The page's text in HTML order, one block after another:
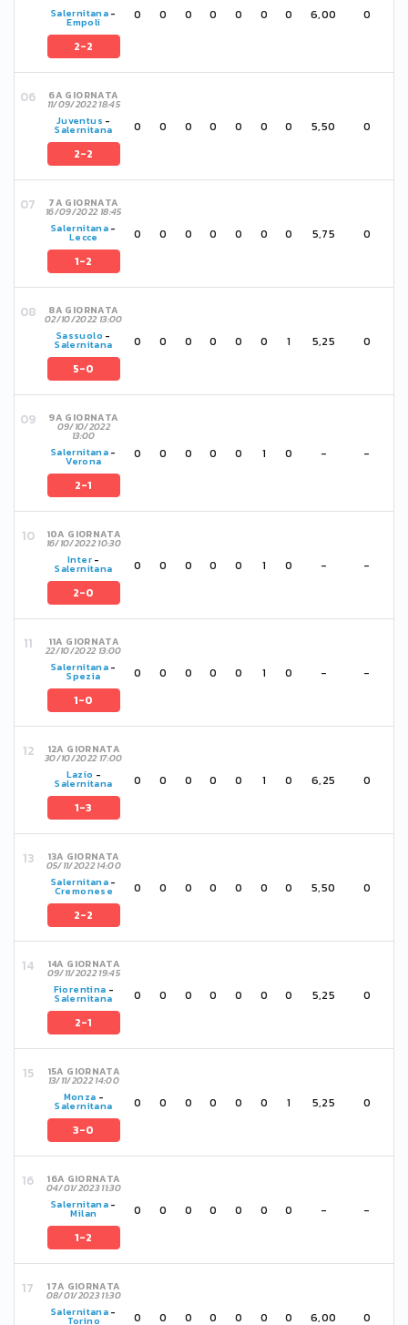
Salernitana-
Empoli
2-2
0 0 0 0 0 0 0 6,00 0
6A GIORNATA
11/09/2022 18:45
Juventus -
Salernitana
2-2
0 0 0 0 0 0 0 5,50 0
7A GIORNATA
16/09/2022 18:45
Salernitana-
Lecce
1-2
0 0 0 0 0 0 0 5,75 0
8A GIORNATA
02/10/2022 13:00
Sassuolo -
Salernitana
5-0
0 0 0 0 0 0 1 5,25 0
9A GIORNATA
09/10/2022
13:00
Salernitana-
Verona
2-1
0 0 0 0 0 1 0 - -
10A GIORNATA
16/10/2022 10:30
Inter-
Salernitana
2-0
0 0 0 0 0 1 0 - -
11A GIORNATA
22/10/2022 13:00
Salernitana-
Spezia
1-0
0 0 0 0 0 1 0 - -
12A GIORNATA
30/10/2022 17:00
Lazio -
Salernitana
1-3
0 0 0 0 0 1 0 6,25 0
13A GIORNATA
05/11/2022 14:00
Salernitana-
Cremonese
2-2
0 0 0 0 0 0 0 5,50 0
14A GIORNATA
09/11/2022 19:45
Fiorentina -
Salernitana
2-1
0 0 0 0 0 0 0 5,25 0
15A GIORNATA
13/11/2022 14:00
Monza -
Salernitana
3-0
0 0 0 0 0 0 1 5,25 0
16A GIORNATA
04/01/2023 11:30
Salernitana-
Milan
1-2
0 0 0 0 0 0 0 - -
17A GIORNATA
08/01/2023 11:30
Salernitana-
Torino 0 0 0 0 0 0 0 6,00 0